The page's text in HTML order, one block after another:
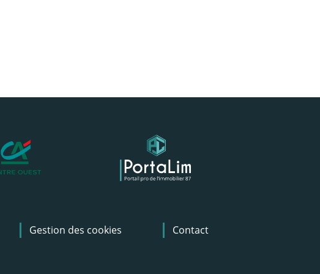
Gestion des cookies Contact